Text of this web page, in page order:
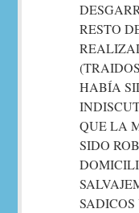
RESTO
HABÍA
QUE LA
SIDO